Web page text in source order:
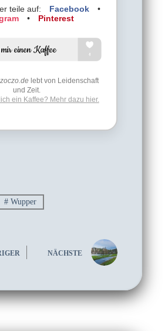
teile auf: Facebook
•
• Pinterest
lebt von Leidenschaft
und Zeit.
ein Kaffee? Mehr dazu hier.
#Wupper
NÄCHSTE